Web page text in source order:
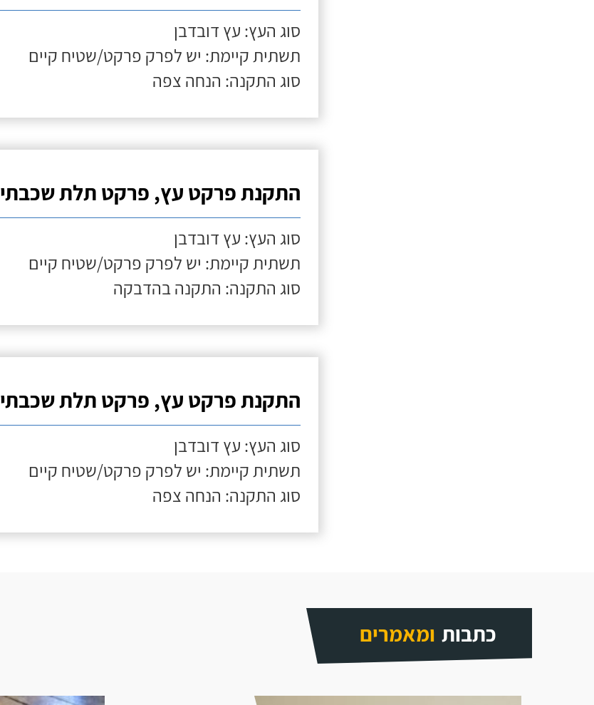
סוג העץ: עץ דובדבן
תשתית קיימת: יש לפרק פרקט/שטיח קיים
סוג התקנה: הנחה צפה
התקנת פרקט עץ, פרקט תלת שכבתי
סוג העץ: עץ דובדבן
תשתית קיימת: יש לפרק פרקט/שטיח קיים
סוג התקנה: התקנה בהדבקה
התקנת פרקט עץ, פרקט תלת שכבתי
סוג העץ: עץ דובדבן
תשתית קיימת: יש לפרק פרקט/שטיח קיים
סוג התקנה: הנחה צפה
כתבות ומאמרים